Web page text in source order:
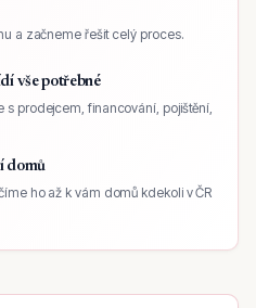
a začneme řešit celý proces.
vše potřebné
s prodejcem, financování, pojištění,
domů
ho až k vám domů kdekoli v ČR